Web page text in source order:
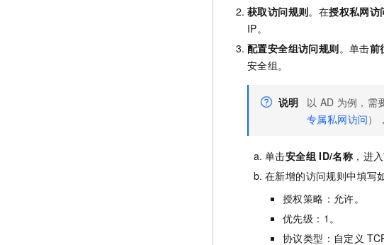
获取访问规则。在授权私网访
IP。
配置安全组访问规则。单击前
安全组。
说明 以 AD 为例，需
专属私网访问）
单击安全组 ID/名称 ，进入
在新增的访问规则中填写
授权策略：允许。
优先级：1。
协议类型：自定义